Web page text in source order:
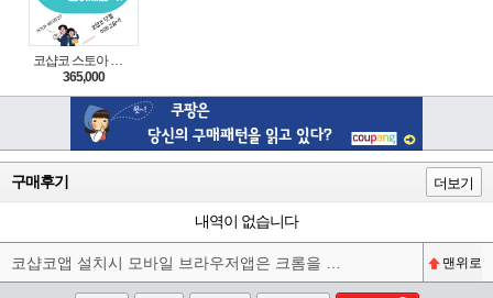
코샵코 스토아 입점 1년 이용권
365,000
구매후기 더보기
내역이 없습니다
코샵코앱 설치시 모바일 브라우저앱은 크롬을 권장합니다^^ 맨위로